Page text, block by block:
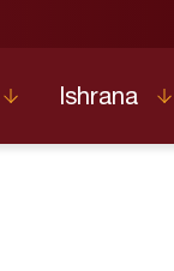
Ishrana